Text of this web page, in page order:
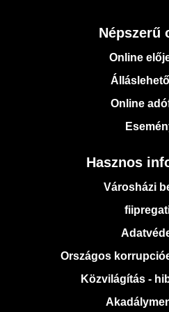
Népszerű
Online
Online
Hasznos
Városházi
Országos
Közvilágítás -